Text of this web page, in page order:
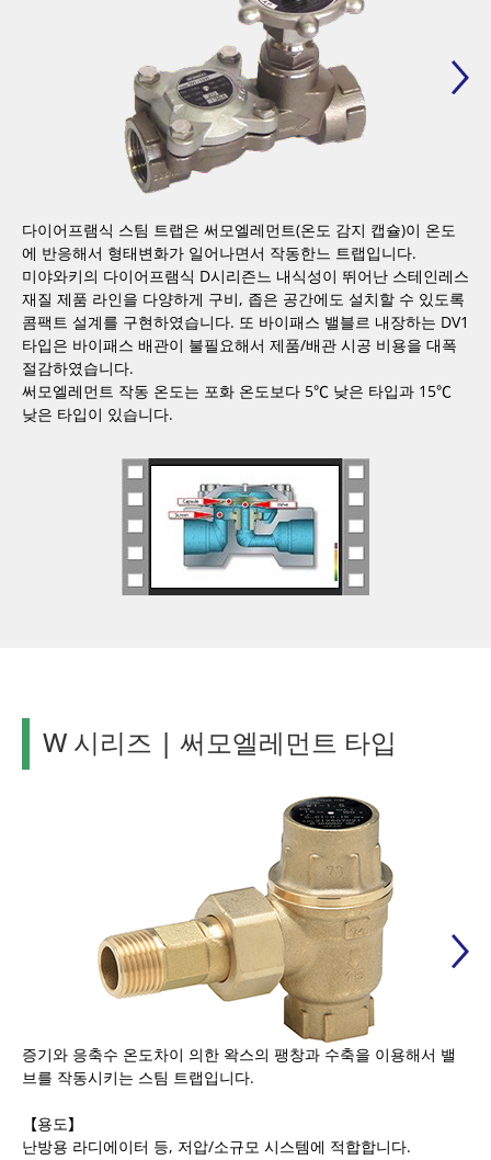
다이어프램식 스팀 트랩은 써모엘레먼트(온도 감지 캡슐)이 온도
에 반응해서 형태변화가 일어나면서 작동한느 트랩입니다.
미야와키의 다이어프램식 D시리즌느 내식성이 뛰어난 스테인레스
재질 제품 라인을 다양하게 구비, 좁은 공간에도 설치할 수 있도록
콤팩트 설계를 구현하였습니다. 또 바이패스 밸블르 내장하는 DV1
타입은 바이패스 배관이 불필요해서 제품/배관 시공 비용을 대폭
절감하였습니다.
써모엘레먼트 작동 온도는 포화 온도보다 5℃ 낮은 타입과 15℃
낮은 타입이 있습니다.
W 시리즈 | 써모엘레먼트 타입
증기와 응축수 온도차이 의한 왁스의 팽창과 수축을 이용해서 밸
브를 작동시키는 스팀 트랩입니다.
【용도】
난방용 라디에이터 등, 저압/소규모 시스템에 적합합니다.